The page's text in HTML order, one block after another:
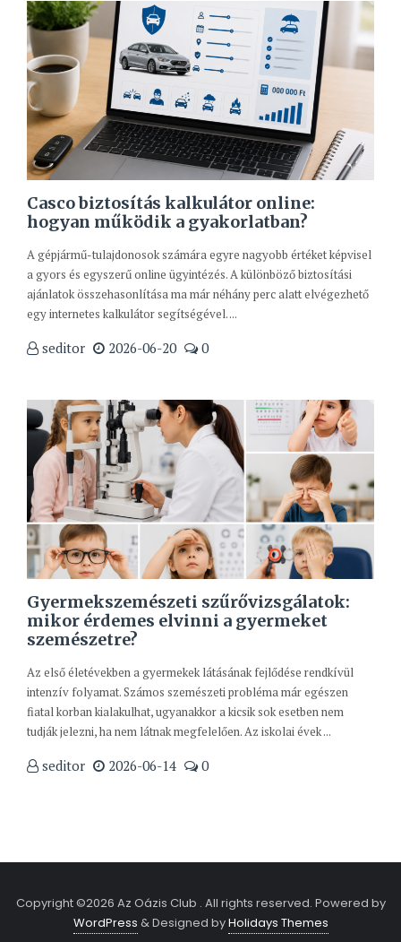
Casco biztosítás kalkulátor online:
hogyan működik a gyakorlatban?
A gépjármű-tulajdonosok számára egyre nagyobb értéket képvisel
a gyors és egyszerű online ügyintézés. A különböző biztosítási
ajánlatok összehasonlítása ma már néhány perc alatt elvégezhető
egy internetes kalkulátor segítségével. ...
seditor 2026-06-20 0
Gyermekszemészeti szűrővizsgálatok:
mikor érdemes elvinni a gyermeket
szemészetre?
Az első életévekben a gyermekek látásának fejlődése rendkívül
intenzív folyamat. Számos szemészeti probléma már egészen
fiatal korban kialakulhat, ugyanakkor a kicsik sok esetben nem
tudják jelezni, ha nem látnak megfelelően. Az iskolai évek ...
seditor 2026-06-14 0
Copyright ©2026 Az Oázis Club . All rights reserved. Powered by
WordPress &Designed byHolidays Themes